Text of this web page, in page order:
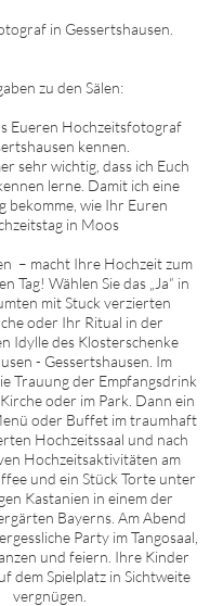
in Gessertshausen
zu den Sälen:
Eueren Hochzeitsfotograf
kennen.
sehr wichtig, dass ich Euch
lerne. Damit ich eine
bekomme, wie Ihr Euren
in Moos
– macht Ihre Hochzeit zum
Tag! Wählen Sie das „Ja“ in
mit Stuck verzierten
oder Ihr Ritual in der
Idylle des Klosterschenke
- Gessertshausen . Im
Trauung der Empfangsdrink
oder im Park. Dann ein
oder Buffet im traumhaft
Hochzeitssaal und nach
Hochzeitsaktivitäten am
und ein Stück Torte unter
Kastanien in einem der
Bayerns. Am Abend
Party im Tangosaal,
und feiern. Ihre Kinder
dem Spielplatz in Sichtweite
vergnügen.